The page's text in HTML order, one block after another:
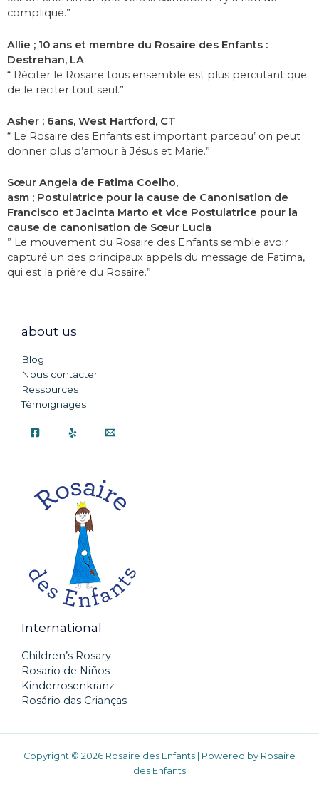
compliqué.”
Allie ; 10 ans et membre du Rosaire des Enfants :
Destrehan, LA
“ Réciter le Rosaire tous ensemble est plus percutant que
de le réciter tout seul.”
Asher ; 6ans, West Hartford, CT
“ Le Rosaire des Enfants est important parcequ’ on peut
donner plus d’amour à Jésus et Marie.”
Sœur Angela de Fatima Coelho,
asm ; Postulatrice pour la cause de Canonisation de
Francisco et Jacinta Marto et vice Postulatrice pour la
cause de canonisation de Sœur Lucia
” Le mouvement du Rosaire des Enfants semble avoir
capturé un des principaux appels du message de Fatima,
qui est la prière du Rosaire.”
about us
Blog
Nous contacter
Ressources
Témoignages
International
Children’s Rosary
Rosario de Niños
Kinderrosenkranz
Rosário das Crianças
Copyright © 2026 Rosaire des Enfants | Powered by Rosaire
des Enfants